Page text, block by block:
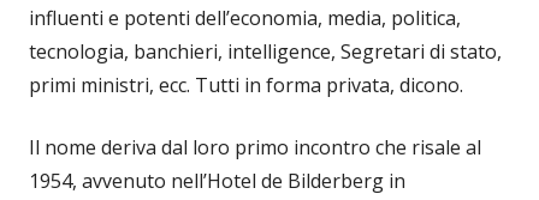
influenti e potenti dell’economia, media, politica,
tecnologia, banchieri, intelligence, Segretari di stato,
primi ministri, ecc. Tutti in forma privata, dicono.
Il nome deriva dal loro primo incontro che risale al
1954, avvenuto nell’Hotel de Bilderberg in